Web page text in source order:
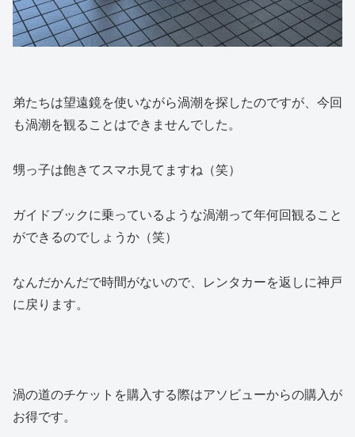
弟たちは望遠鏡を使いながら渦潮を探したのですが、今回
も渦潮を観ることはできませんでした。
甥っ子は飽きてスマホ見てますね（笑）
ガイドブックに乗っているような渦潮って年何回観ること
ができるのでしょうか（笑）
なんだかんだで時間がないので、レンタカーを返しに神戸
に戻ります。
渦の道のチケットを購入する際はアソビューからの購入が
お得です。